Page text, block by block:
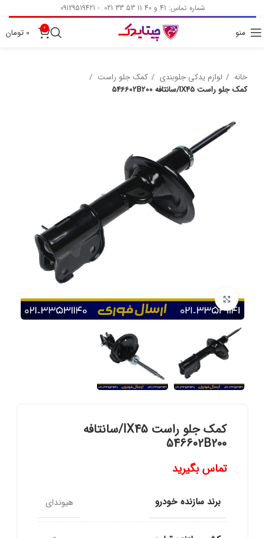
شماره تماس: 41 و 40 11 53 33 021 - 09129519421
منو 0
0 تومان
خانه لوازم یدکی جلوبندی
کمک جلو راست
کمک جلو راست IX45/سانتافه 546602B200
برای بزرگنمایی کلیک کنید
کمک جلو راست IX45/سانتافه
546602B200
تماس بگیرید
برند سازنده خودرو هیوندای